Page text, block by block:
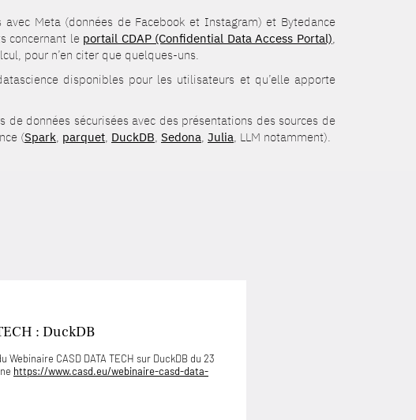
Meta (données de Facebook et Instagram) et Bytedance
concernant le portail CDAP (Confidential Data Access Portal),
pour n’en citer que quelques-uns.
disponibles pour les utilisateurs et qu’elle apporte
données sécurisées avec des présentations des sources de
(Spark, parquet, DuckDB, Sedona, Julia, LLM notamment).
: DuckDB
Webinaire CASD DATA TECH sur DuckDB du 23
https://www.casd.eu/webinaire-casd-data-